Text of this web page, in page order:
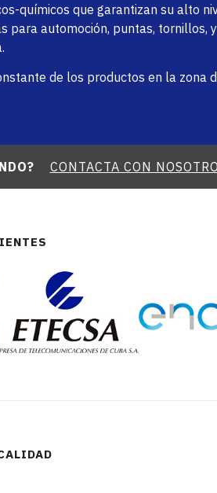
químicos que garantizan su alto
automoción, puntas, tornillos,
de los productos en la
CONTACTA CON